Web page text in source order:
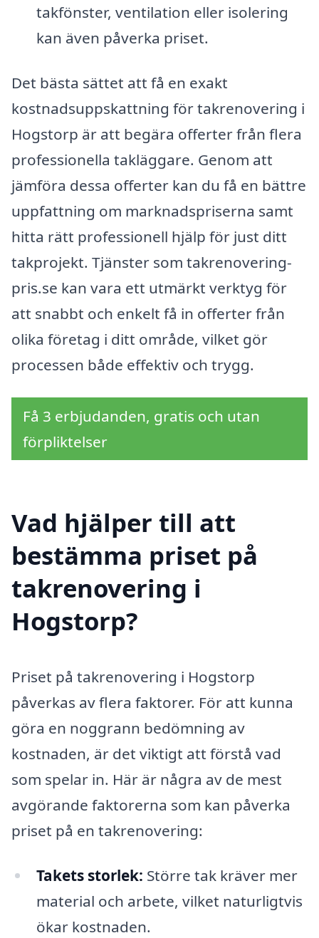
takfönster, ventilation eller isolering
kan även påverka priset.
Det bästa sättet att få en exakt
kostnadsuppskattning för takrenovering i
Hogstorp är att begära offerter från flera
professionella takläggare. Genom att
jämföra dessa offerter kan du få en bättre
uppfattning om marknadspriserna samt
hitta rätt professionell hjälp för just ditt
takprojekt. Tjänster som takrenovering-
pris.se kan vara ett utmärkt verktyg för
att snabbt och enkelt få in offerter från
olika företag i ditt område, vilket gör
processen både effektiv och trygg.
Få 3 erbjudanden, gratis och utan
förpliktelser
Vad hjälper till att
bestämma priset på
takrenovering i
Hogstorp?
Priset på takrenovering i Hogstorp
påverkas av flera faktorer. För att kunna
göra en noggrann bedömning av
kostnaden, är det viktigt att förstå vad
som spelar in. Här är några av de mest
avgörande faktorerna som kan påverka
priset på en takrenovering:
Takets storlek: Större tak kräver mer
material och arbete, vilket naturligtvis
ökar kostnaden.